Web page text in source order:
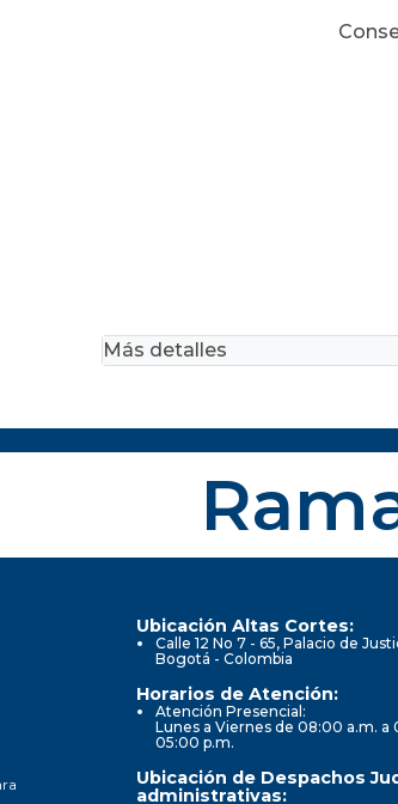
Más detalles
Ubicación Altas Cortes:
Calle 12 No 7 - 65, Palacio de
Bogotá - Colombia
Horarios de Atención:
Atención Presencial:
Lunes a Viernes de 08:00 a.m. a
05:00 p.m.
Ubicación de Despachos
administrativas: